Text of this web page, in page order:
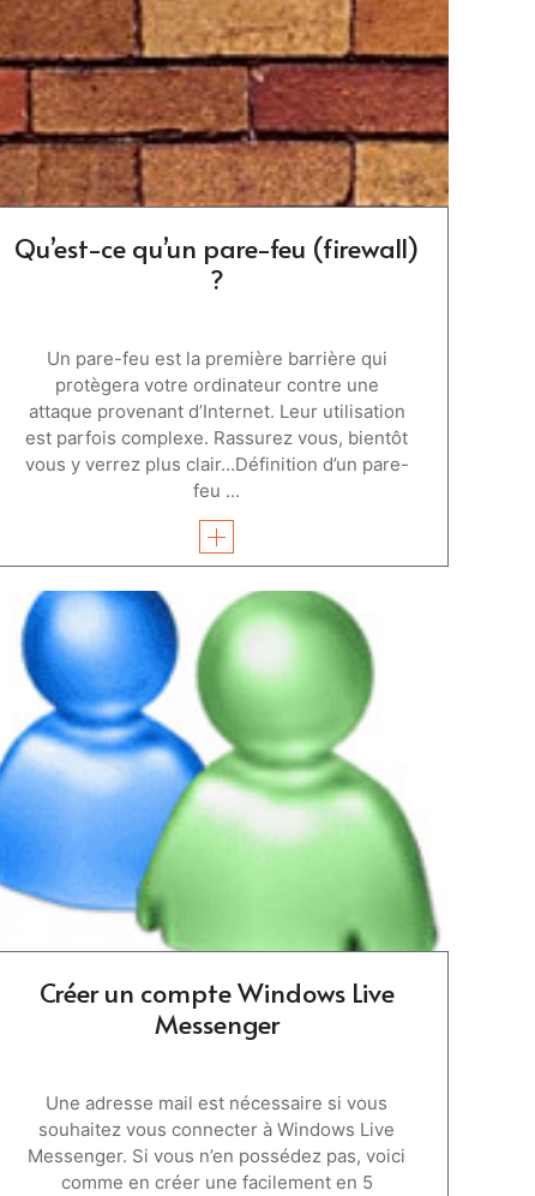
Qu’est-ce qu’un pare-feu (firewall)
?
Un pare-feu est la première barrière qui
protègera votre ordinateur contre une
attaque provenant d’Internet. Leur utilisation
est parfois complexe. Rassurez vous, bientôt
vous y verrez plus clair…Définition d’un pare-
feu ...
Créer un compte Windows Live
Messenger
Une adresse mail est nécessaire si vous
souhaitez vous connecter à Windows Live
Messenger. Si vous n’en possédez pas, voici
comme en créer une facilement en 5